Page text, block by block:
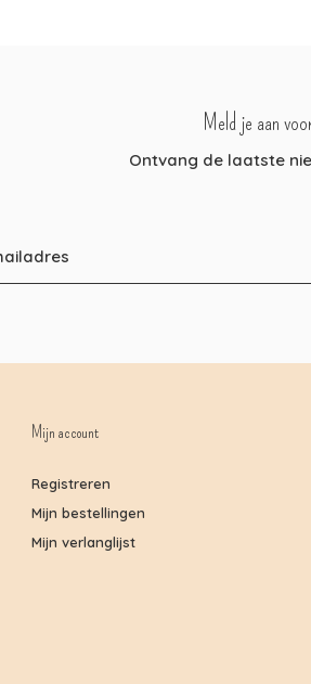
Meld je aan
Ontvang de laatste
Mijn account
Registreren
Mijn bestellingen
Mijn verlanglijst